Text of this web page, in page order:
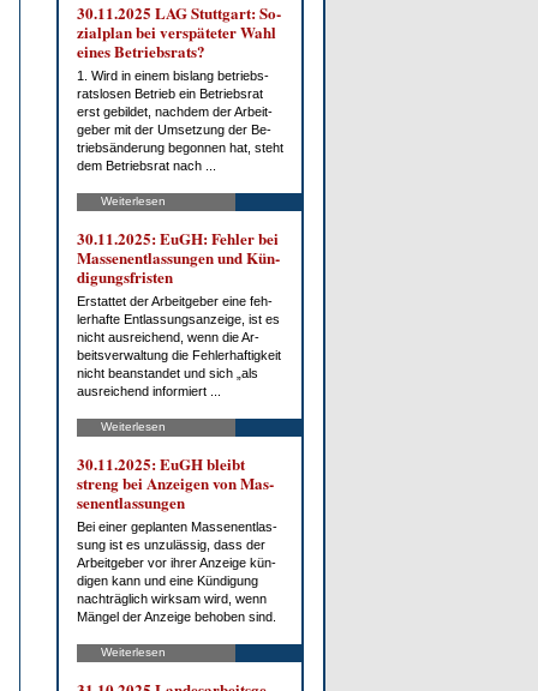
30.11.2025 LAG Stutt­gart: So­
zi­al­plan bei ver­spä­te­ter Wahl
ei­nes Be­triebs­rats?
1. Wird in ei­nem bis­lang be­triebs­
rats­lo­sen Be­trieb ein Be­triebs­rat
erst ge­bil­det, nach­dem der Ar­beit­
ge­ber mit der Um­set­zung der Be­
trieb­s­än­de­rung be­gon­nen hat, steht
dem Be­triebs­rat nach ...
Weiterlesen
30.11.2025: EuGH: Feh­ler bei
Mas­sen­ent­las­sun­gen und Kün­
di­gungs­fris­ten
Er­stat­tet der Ar­beit­ge­ber ei­ne feh­
ler­haf­te Ent­las­sungs­an­zei­ge, ist es
nicht aus­rei­chend, wenn die Ar­
beits­ver­wal­tung die Feh­ler­haf­tig­keit
nicht be­an­stan­det und sich „als
aus­rei­chend in­for­miert ...
Weiterlesen
30.11.2025: EuGH bleibt
streng bei An­zei­gen von Mas­
sen­ent­las­sun­gen
Bei ei­ner ge­plan­ten Mas­sen­ent­las­
sung ist es un­zu­läs­sig, dass der
Ar­beit­ge­ber vor ih­rer An­zei­ge kün­
di­gen kann und ei­ne Kün­di­gung
nach­träg­lich wirk­sam wird, wenn
Män­gel der An­zei­ge be­ho­ben sind.
Weiterlesen